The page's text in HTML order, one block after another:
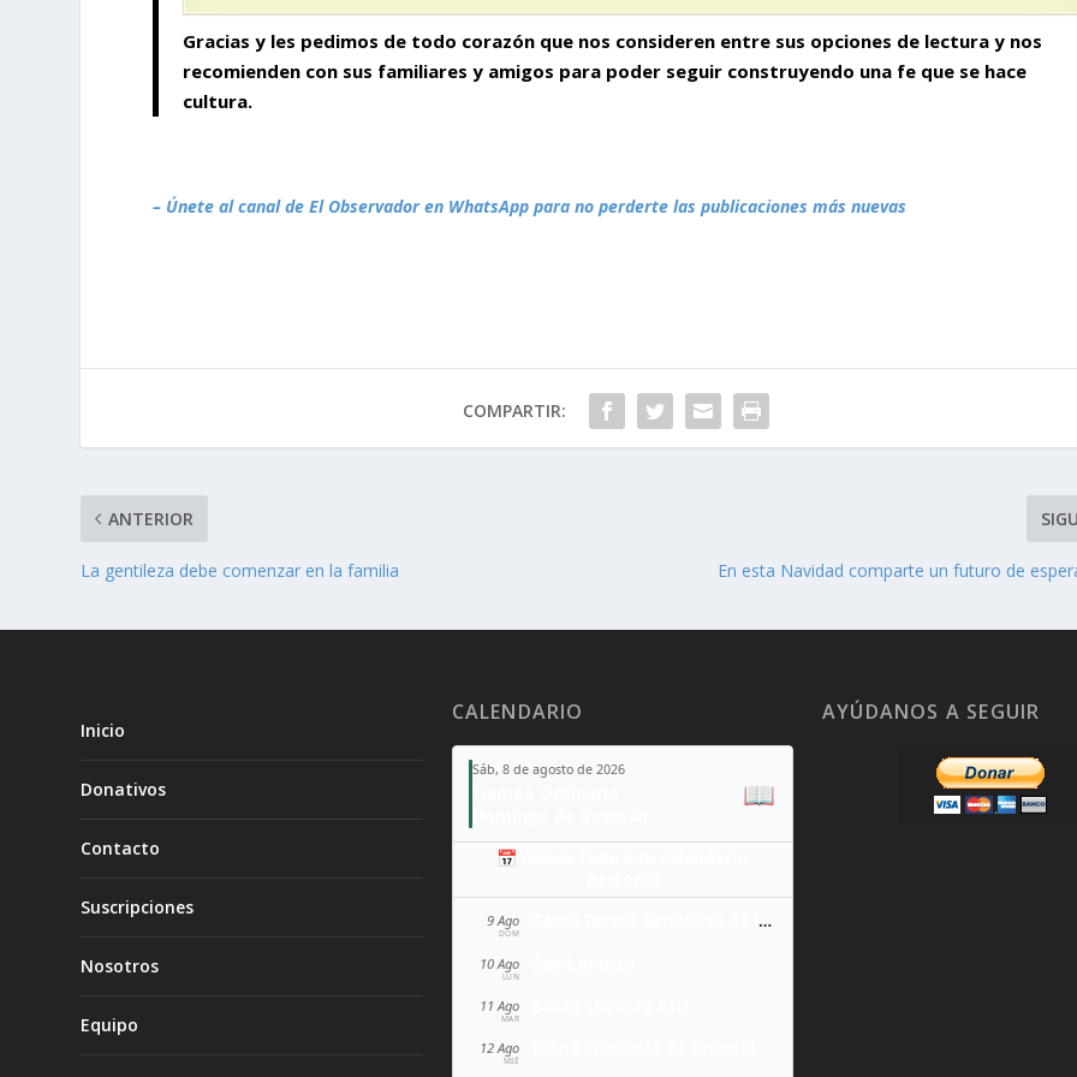
Gracias y les pedimos de todo corazón que nos consideren entre sus opciones de lectura y nos
recomienden con sus familiares y amigos para poder seguir construyendo una fe que se hace
cultura.
– Únete al canal de El Observador en WhatsApp para no perderte las publicaciones más nuevas
COMPARTIR:
ANTERIOR
La gentileza debe comenzar en la familia En esta Navidad comparte un futuro de
Inicio
Donativos
Contacto
Suscripciones
Nosotros
Equipo
CALENDARIO
Sáb, 8 de agosto de 2026
📖
📅 Añade todo a tu calendario
9 Ago
DOM
Santa Teresa Benedicta de la Cruz
10 Ago
LUN
11 Ago
MAR
12 Ago
MIÉ
AYÚDANOS A SEGUIR